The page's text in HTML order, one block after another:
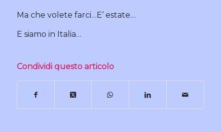
Ma che volete farci…E’ estate…
E siamo in Italia…
Condividi questo articolo